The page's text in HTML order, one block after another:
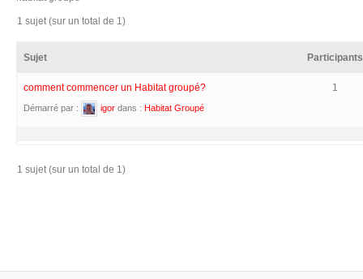
1 sujet (sur un total de 1)
Sujet Participants
comment commencer un Habitat groupé?
Démarré par : igor dans : Habitat Groupé
1
1 sujet (sur un total de 1)